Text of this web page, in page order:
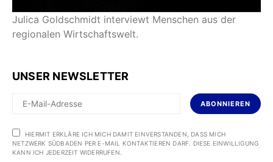
Julica Goldschmidt interviewt Menschen aus der
regionalen Wirtschaftswelt.
UNSER NEWSLETTER
ABONNIEREN
HIERMIT ERKLÄRE ICH MICH DAMIT EINVERSTANDEN, DASS MICH
NETZWERK SÜDBADEN PER E-MAIL KONTAKTIEREN DARF. DIESE EINWILLIGUNG
KANN ICH JEDERZEIT WIDERRUFEN.